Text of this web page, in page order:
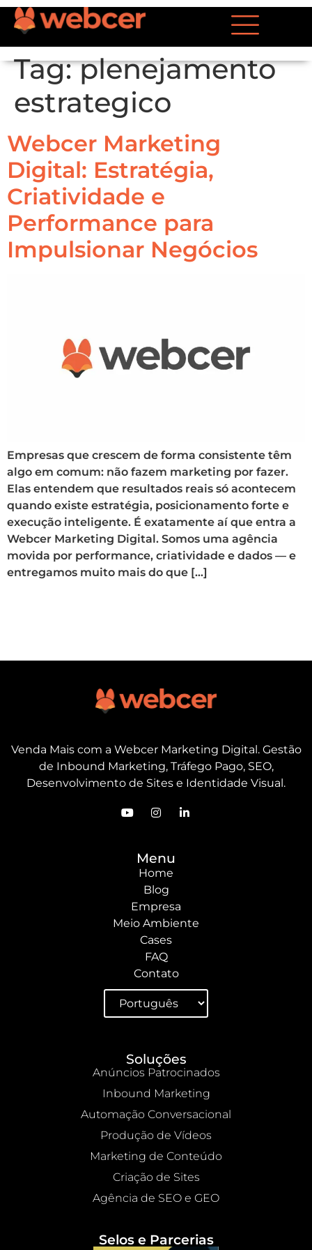
Tag:plenejamento
estrategico
Webcer Marketing
Digital: Estratégia,
Criatividade e
Performance para
Impulsionar Negócios
Empresas que crescem de forma consistente têm
algo em comum: não fazem marketing por fazer.
Elas entendem que resultados reais só acontecem
quando existe estratégia, posicionamento forte e
execução inteligente. É exatamente aí que entra a
Webcer Marketing Digital. Somos uma agência
movida por performance, criatividade e dados — e
entregamos muito mais do que […]
Venda Mais com a Webcer Marketing Digital. Gestão
de Inbound Marketing, Tráfego Pago, SEO,
Desenvolvimento de Sites e Identidade Visual.
Menu
Home
Blog
Empresa
Meio Ambiente
Cases
FAQ
Contato
Soluções
Anúncios Patrocinados
Inbound Marketing
Automação Conversacional
Produção de Vídeos
Marketing de Conteúdo
Criação de Sites
Agência de SEO e GEO
Selos e Parcerias